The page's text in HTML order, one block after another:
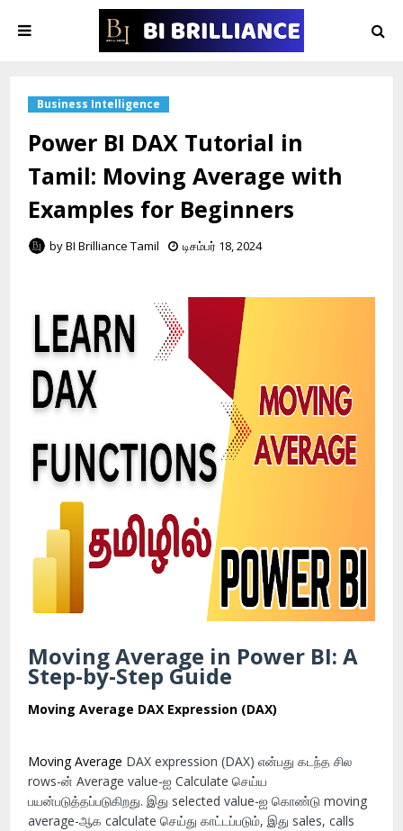
Business Intelligence
Power BI DAX Tutorial in
Tamil: Moving Average with
Examples for Beginners
byBI Brilliance Tamil டிசம்பர் 18, 2024
Moving Average in Power BI: A
Step-by-Step Guide
Moving Average DAX Expression (DAX)
Moving Average DAX expression (DAX) என்பது கடந்த சில
rows-ன் Average value-ஐ Calculate செய்ய
பயன்படுத்தப்படுகிறது. இது selected value-ஐ கொண்டு moving
average-ஆக calculate செய்து காட்டப்படும், இது sales, calls